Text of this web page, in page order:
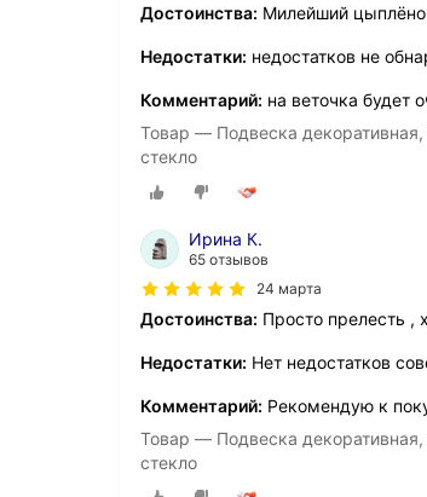
Достоинства: Милейший
Недостатки: недостатков не
Комментарий: на веточка будет
Товар — Подвеска
стекло
Ирина К.
65 отзывов
24 марта
Достоинства: Просто прелесть ,
Недостатки: Нет недостатков
Комментарий: Рекомендую к
Товар — Подвеска
стекло